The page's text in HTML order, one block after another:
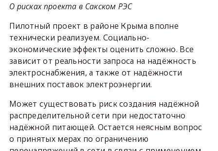
О рисках проекта в Сакском РЭС
Пилотный проект в районе Крыма вполне
технически реализуем. Социально-
экономические эффекты оценить сложно. Все
зависит от реальности запроса на надёжность
электроснабжения, а также от надёжности
внешних поставок электроэнергии.
Может существовать риск создания надёжной
распределительной сети при недостаточно
надёжной питающей. Остается неясным вопрос
о принятых мерах по ограничению